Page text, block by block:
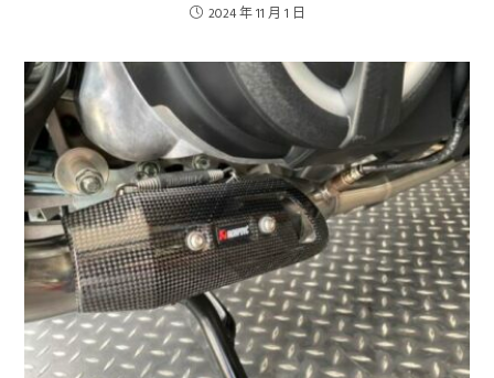
2024 年 11 月 1 日